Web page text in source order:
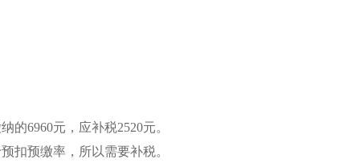
6960元，应补税2520元。
扣预缴率，所以需要补税。